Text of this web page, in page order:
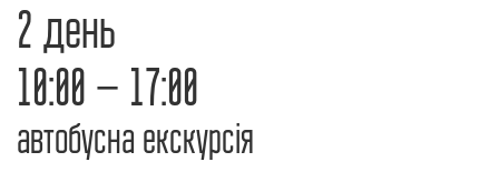
2 день
10:00 – 17:00
автобусна екскурсія